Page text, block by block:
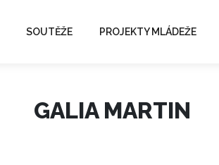
SOUTĚŽE PROJEKTY MLÁDEŽE
GALIA MARTIN